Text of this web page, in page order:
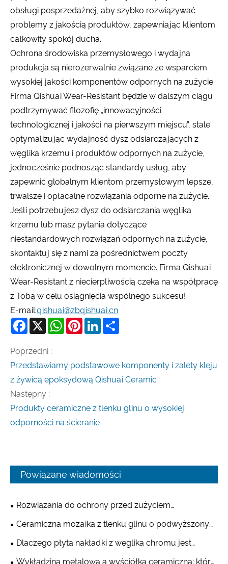
obsługi posprzedażnej, aby szybko rozwiązywać
problemy z jakością produktów, zapewniając klientom
całkowity spokój ducha.
Ochrona środowiska przemysłowego i wydajna
produkcja są nierozerwalnie związane ze wsparciem
wysokiej jakości komponentów odpornych na zużycie.
Firma Qishuai Wear-Resistant będzie w dalszym ciągu
podtrzymywać filozofię „innowacyjności
technologicznej i jakości na pierwszym miejscu”, stale
optymalizując wydajność dysz odsiarczających z
węglika krzemu i produktów odpornych na zużycie,
jednocześnie podnosząc standardy usług, aby
zapewnić globalnym klientom przemysłowym lepsze,
trwalsze i opłacalne rozwiązania odporne na zużycie.
Jeśli potrzebujesz dysz do odsiarczania węglika
krzemu lub masz pytania dotyczące
niestandardowych rozwiązań odpornych na zużycie,
skontaktuj się z nami za pośrednictwem poczty
elektronicznej w dowolnym momencie. Firma Qishuai
Wear-Resistant z niecierpliwością czeka na współpracę
z Tobą w celu osiągnięcia wspólnego sukcesu!
E-mail:qishuai@zbqishuai.cn
Facebook
X WhatsAppPinterestLinkedIn
Poprzedni :
Przedstawiamy podstawowe komponenty i zalety kleju
z żywicą epoksydową Qishuai Ceramic
Następny :
Produkty ceramiczne z tlenku glinu o wysokiej
odporności na ścieranie
Powiązane wiadomości
Rozwiązania do ochrony przed zużyciem
przemysłowym dla przemysłu wydobywczego i
Ceramiczna mozaika z tlenku glinu o podwyższonym
wzorze - praktyczne rozwiązanie w zakresie zużycia od
sprzętu odpornego na zużycie Shandong Qishuai
Dlaczego płyta nakładki z węglika chromu jest
znacznie bardziej odporna na zużycie niż zwykła stal?
Wykładzina metalowa a wyściółka ceramiczna: która